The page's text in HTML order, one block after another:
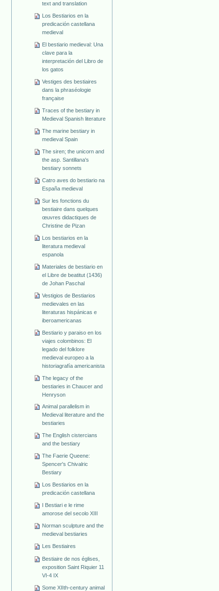
text and translation
Los Bestiarios en la
predicación castellana
medieval
El bestiario medieval: Una
clave para la
interpretación del Libro de
los gatos
Vestiges des bestiaires
dans la phraséologie
française
Traces of the bestiary in
Medieval Spanish literature
The marine bestiary in
medieval Spain
The siren; the unicorn and
the asp. Santillana's
bestiary sonnets
Catro aves do bestiario na
España medieval
Sur les fonctions du
bestiaire dans quelques
œuvres didactiques de
Christine de Pizan
Los bestiarios en la
literatura medieval
espanola
Materiales de bestiario en
el Libre de beatitut (1436)
de Johan Paschal
Vestigios de Bestiarios
medievales en las
literaturas hispánicas e
iberoamericanas
Bestiario y paraiso en los
viajes colombinos: El
legado del folklore
medieval europeo a la
historiagrafía americanista
The legacy of the
bestiaries in Chaucer and
Henryson
Animal parallelism in
Medieval literature and the
bestiaries
The English cistercians
and the bestiary
The Faerie Queene:
Spencer's Chivalric
Bestiary
Los Bestiarios en la
predicación castellana
I Bestiari e le rime
amorose del secolo XIII
Norman sculpture and the
medieval bestiaries
Les Bestiaires
Bestiaire de nos églises,
exposition Saint Riquier 11
VI-4 IX
Some XIIth-century animal